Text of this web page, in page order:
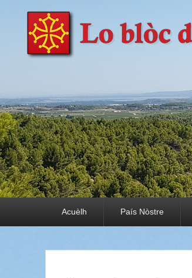
País Nòstre
Paratge e Convivència
Acuèlh País Nòstre